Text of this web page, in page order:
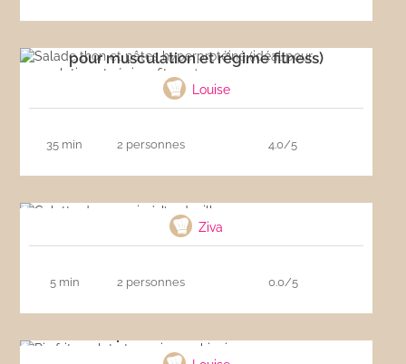
pour musculation et régime fitness)
Louise
35 min 2 personnes 4.0/5
Ziva
5 min 2 personnes 0.0/5